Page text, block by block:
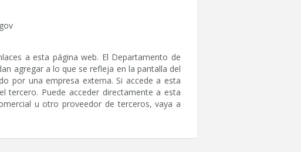
a esta página web. El Departamento de
agregar a lo que se refleja en la pantalla del
por una empresa externa. Si accede a esta
Puede acceder directamente a esta
u otro proveedor de terceros, vaya a